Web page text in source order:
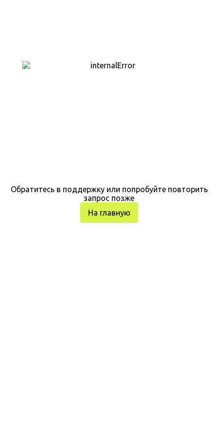
Обратитесь в поддержку или попробуйте повторить
запрос позже
На главную